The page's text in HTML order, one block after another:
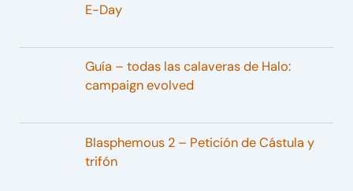
E-Day
Guía – todas las calaveras de Halo:
campaign evolved
Blasphemous 2 – Petición de Cástula y
trifón